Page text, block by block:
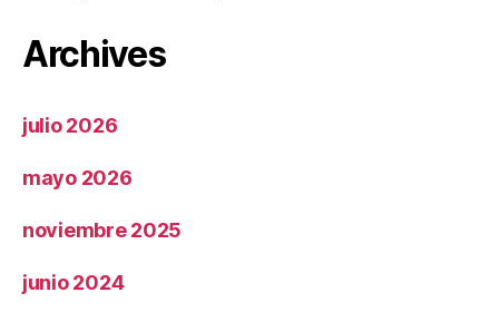
Archives
julio 2026
mayo 2026
noviembre 2025
junio 2024